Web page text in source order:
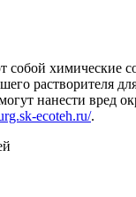
собой
растворителя
нанести вред
ecoteh.ru/.